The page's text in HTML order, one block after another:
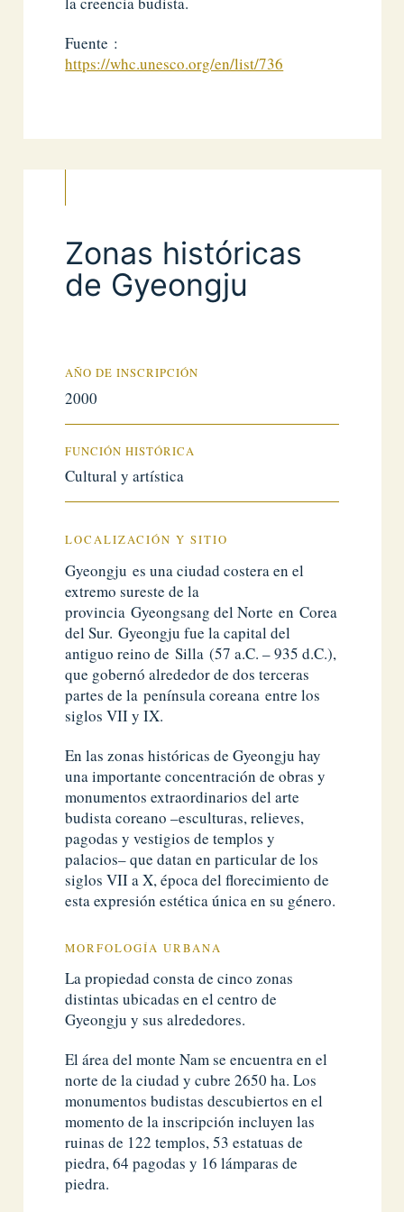
Fuente :
https://whc.unesco.org/en/list/736
Zonas históricas
de Gyeongju
AÑO DE INSCRIPCIÓN
2000
FUNCIÓN HISTÓRICA
Cultural y artística
LOCALIZACIÓN Y SITIO
Gyeongju es una ciudad costera en el
extremo sureste de la
provincia Gyeongsang del Norte en Corea
del Sur. Gyeongju fue la capital del
antiguo reino de Silla (57 a.C. – 935 d.C.),
que gobernó alrededor de dos terceras
partes de la península coreana entre los
siglos VII y IX.
En las zonas históricas de Gyeongju hay
una importante concentración de obras y
monumentos extraordinarios del arte
budista coreano –esculturas, relieves,
pagodas y vestigios de templos y
palacios– que datan en particular de los
siglos VII a X, época del florecimiento de
esta expresión estética única en su género.
MORFOLOGÍA URBANA
La propiedad consta de cinco zonas
distintas ubicadas en el centro de
Gyeongju y sus alrededores.
El área del monte Nam se encuentra en el
norte de la ciudad y cubre 2650 ha. Los
monumentos budistas descubiertos en el
momento de la inscripción incluyen las
ruinas de 122 templos, 53 estatuas de
piedra, 64 pagodas y 16 lámparas de
piedra.